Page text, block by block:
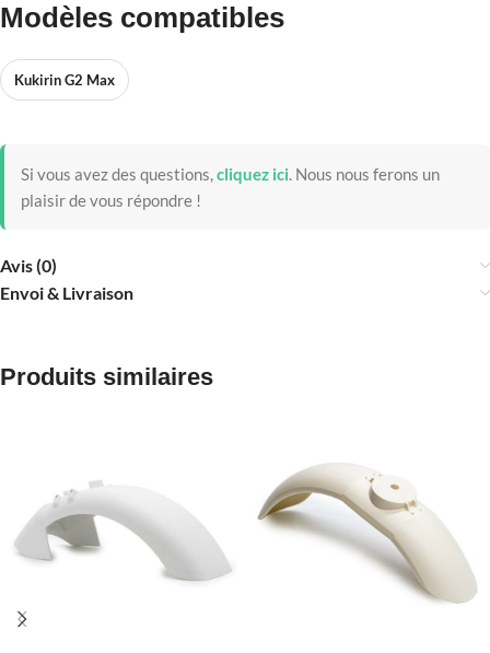
Modèles compatibles
Kukirin G2 Max
Si vous avez des questions,cliquez ici. Nous nous ferons un
plaisir de vous répondre !
Avis (0)
Envoi & Livraison
Produits similaires